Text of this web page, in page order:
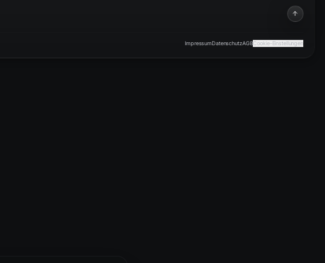
ImpressumDatenschutzAGBCookie-Einstellungen